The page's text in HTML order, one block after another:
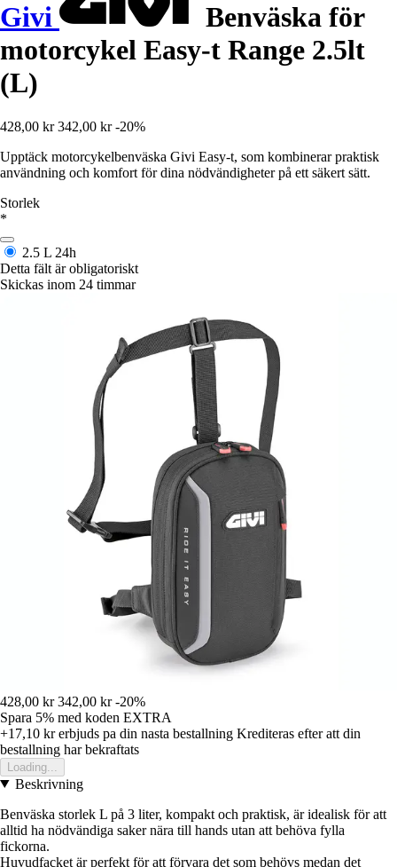
Givi
Benväska för
motorcykel Easy-t Range 2.5lt
(L)
428,00 kr 342,00 kr -20%
Upptäck motorcykelbenväska Givi Easy-t, som kombinerar praktisk
användning och komfort för dina nödvändigheter på ett säkert sätt.
Storlek
*
2.5 L 24h
Detta fält är obligatoriskt
Skickas inom 24 timmar
428,00 kr 342,00 kr -20%
Spara 5% med koden EXTRA
+17,10 krerbjuds pa din nasta bestallning Krediteras efter att din
bestallning har bekraftats
Loading...
Beskrivning
Benväska storlek L på 3 liter, kompakt och praktisk, är idealisk för att
alltid ha nödvändiga saker nära till hands utan att behöva fylla
fickorna.
Huvudfacket är perfekt för att förvara det som behövs medan det